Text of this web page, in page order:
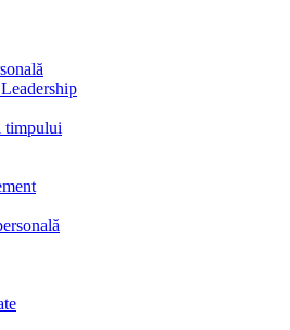
timpului